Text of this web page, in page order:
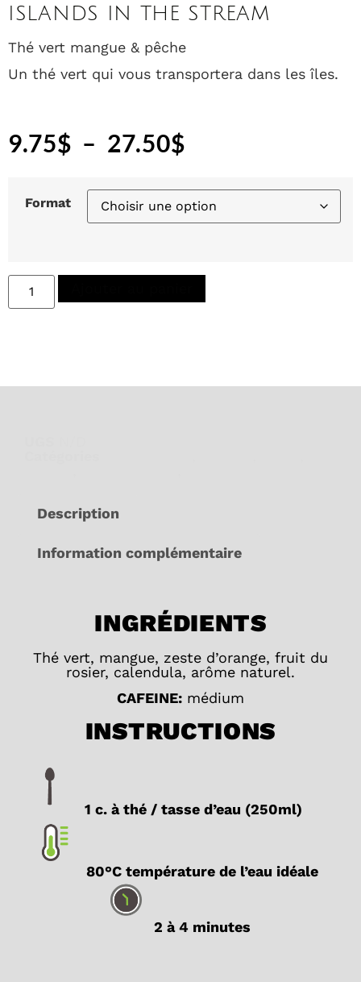
ISLANDS IN THE STREAM
Thé vert mangue & pêche
Un thé vert qui vous transportera dans les îles.
9.75$ – 27.50$
Format
Description
Information complémentaire
INGRÉDIENTS
Thé vert, mangue, zeste d’orange, fruit du
rosier, calendula, arôme naturel.
CAFEINE: médium
INSTRUCTIONS
1 c. à thé / tasse d’eau (250ml)
80°C température de l’eau idéale
2 à 4 minutes